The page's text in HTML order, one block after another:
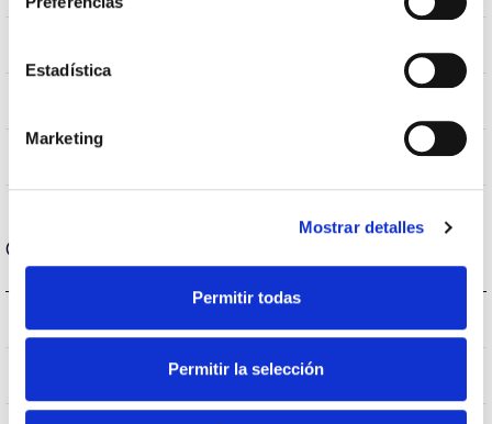
Estadística
Marketing
Mostrar detalles
Permitir todas
Permitir la selección
<19
Carcaça e Acabamento
Intensidade (A)